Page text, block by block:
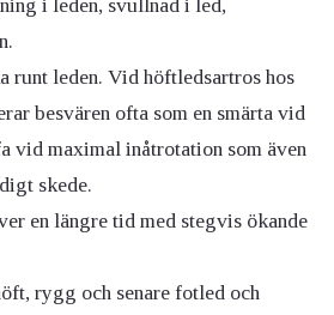
i leden, svullnad i led,
runt leden. Vid höftledsartros hos
besvären ofta som en smärta vid
vid maximal inåtrotation som även
skede.
en längre tid med stegvis ökande
rygg och senare fotled och